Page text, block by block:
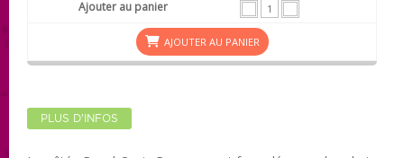
AJOUTER AU PANIER
PLUS D'INFOS